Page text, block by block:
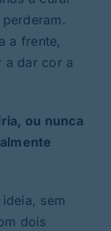
a frente,
a dar cor a
ou nunca
sem
dois